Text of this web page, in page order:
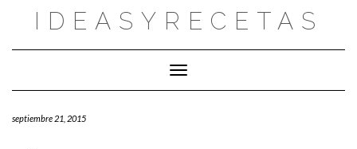
IDEASYRECETAS
Cambiar modo de navegación
septiembre 21, 2015